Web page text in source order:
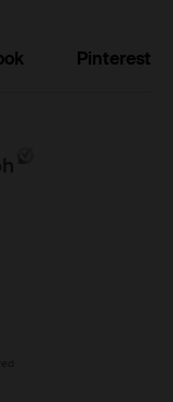
Pinterest